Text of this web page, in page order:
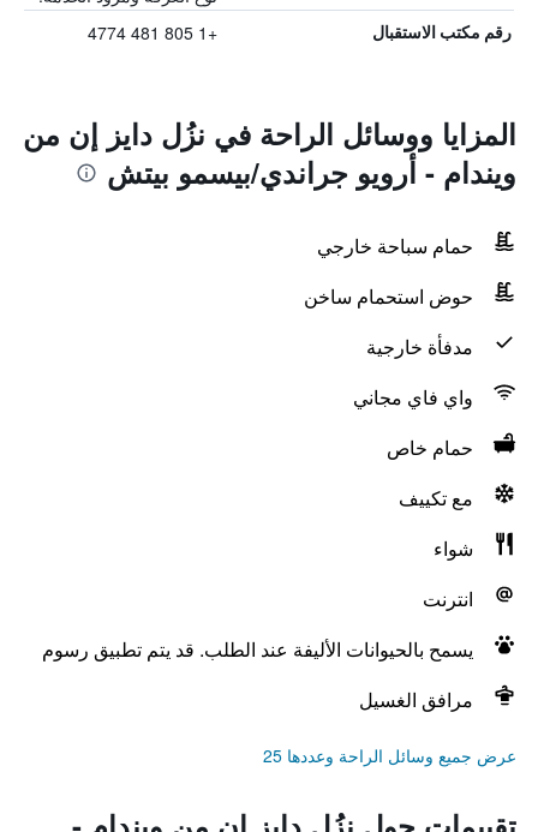
رقم مكتب الاستقبال +1 805 481 4774
المزايا ووسائل الراحة في نزُل دايز إن من
ويندام - أرويو جراندي/بيسمو بيتش
حمام سباحة خارجي
حوض استحمام ساخن
مدفأة خارجية
واي فاي مجاني
حمام خاص
مع تكييف
شواء
انترنت
يسمح بالحيوانات الأليفة عند الطلب. قد يتم تطبيق رسوم
مرافق الغسيل
عرض جميع وسائل الراحة وعددها 25